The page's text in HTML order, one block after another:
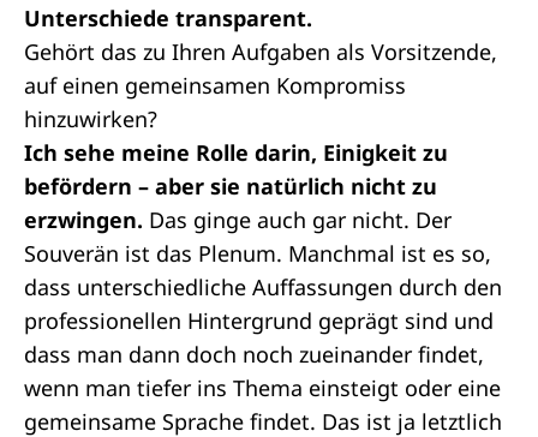
Unterschiede transparent.
Gehört das zu Ihren Aufgaben als Vorsitzende,
auf einen gemeinsamen Kompromiss
hinzuwirken?
Ich sehe meine Rolle darin, Einigkeit zu
befördern – aber sie natürlich nicht zu
erzwingen. Das ginge auch gar nicht. Der
Souverän ist das Plenum. Manchmal ist es so,
dass unterschiedliche Auffassungen durch den
professionellen Hintergrund geprägt sind und
dass man dann doch noch zueinander findet,
wenn man tiefer ins Thema einsteigt oder eine
gemeinsame Sprache findet. Das ist ja letztlich